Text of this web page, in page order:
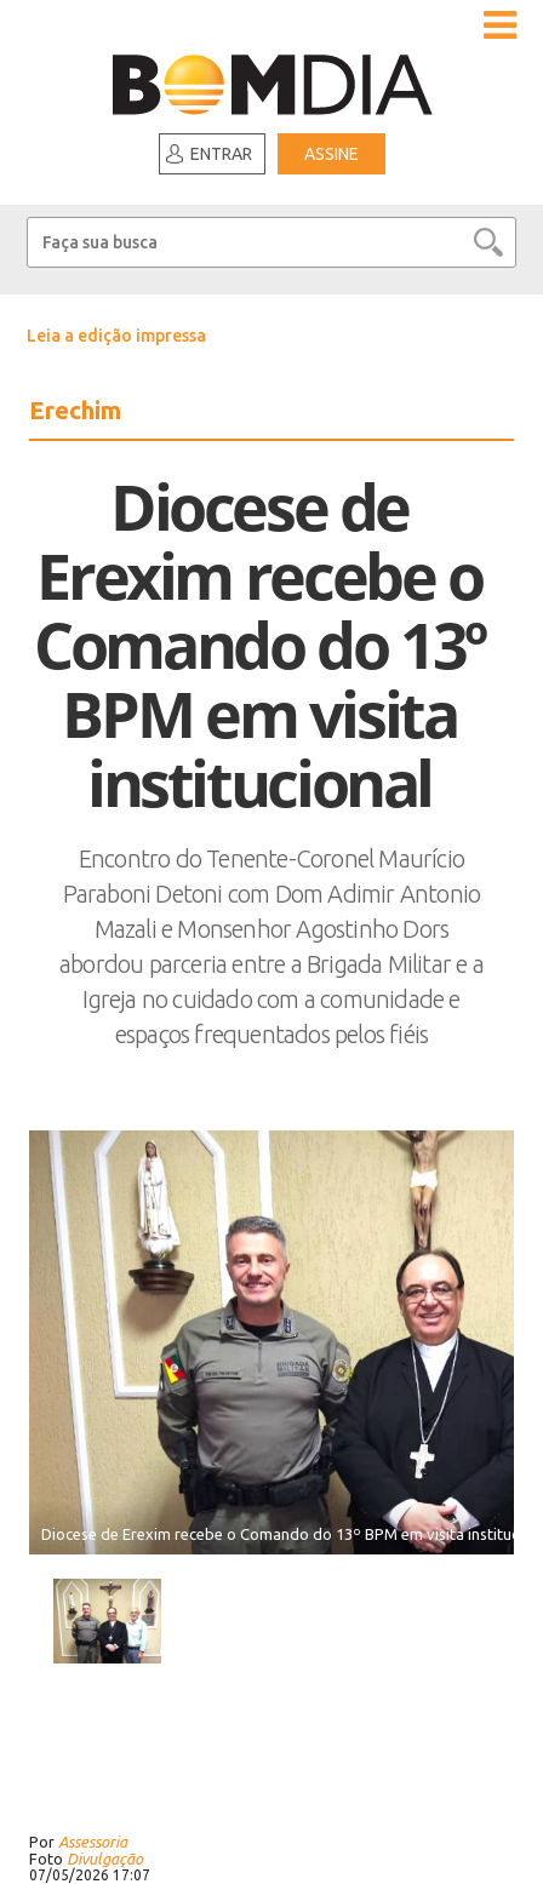
ENTRAR ASSINE
Leia a edição impressa
Erechim
Diocese de
Erexim recebe o
Comando do 13º
BPM em visita
institucional
Encontro do Tenente-Coronel Maurício
Paraboni Detoni com Dom Adimir Antonio
Mazali e Monsenhor Agostinho Dors
abordou parceria entre a Brigada Militar e a
Igreja no cuidado com a comunidade e
espaços frequentados pelos fiéis
Diocese de Erexim recebe o Comando do 13º BPM em visita
Por Assessoria
Foto Divulgação
07/05/2026 17:07